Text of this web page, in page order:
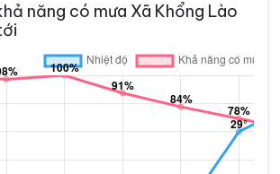
năng có mưa Xã Khổng Lào